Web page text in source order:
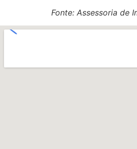
Fonte: Assessoria de